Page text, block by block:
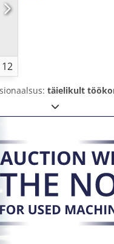
12
täielikult